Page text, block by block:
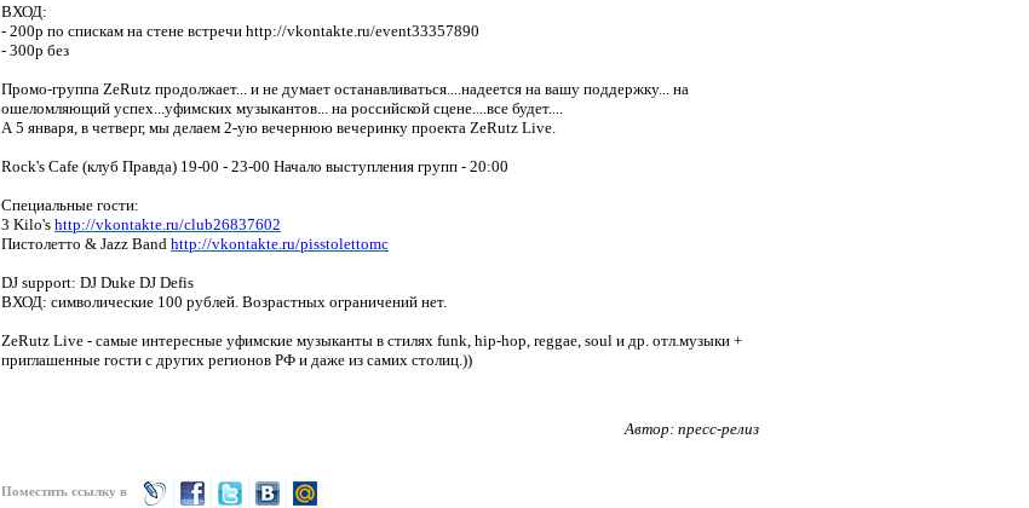
ВХОД:
- 200р по спискам на стене встречи http://vkontakte ru/event33357890
- 300р без
Промо-группа ZeRutz продолжает... и не думает останавливаться....надеется на вашу поддержку... на
ошеломляющий успех...уфимских музыкантов... на российской сцене....все будет....
А 5 января, в четверг, мы делаем 2-ую вечернюю вечеринку проекта ZeRutz Live.
Rock's Cafe (клуб Правда) 19-00 - 23-00 Начало выступления групп - 20:00
Специальные гости:
3 Kilo's http://vkontakte.ru/club26837602
Пистолетто & Jazz Band http://vkontakte.ru/pisstolettomc
DJ support: DJ Duke DJ Defis
ВХОД: символические 100 рублей. Возрастных ограничений нет.
ZeRutz Live - самые интересные уфимские музыканты в стилях funk, hip-hop, reggae, soul и др. отл.музыки +
приглашенные гости с других регионов РФ и даже из самих столиц.))
Автор: пресс-релиз
Поместить ссылку в